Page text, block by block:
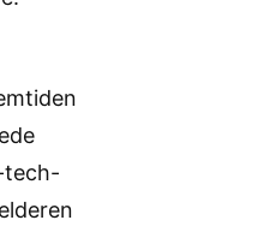
tech-